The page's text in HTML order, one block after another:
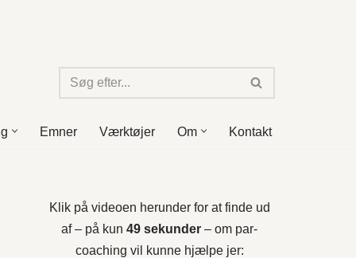
Emner Værktøjer Om Kontakt
Klik på videoen herunder for at finde ud
af – på kun 49 sekunder – om par-
coaching vil kunne hjælpe jer: